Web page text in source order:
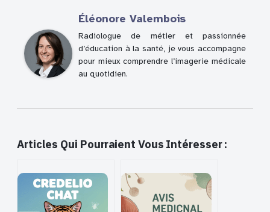
Éléonore Valembois
Radiologue de métier et passionnée
d’éducation à la santé, je vous accompagne
pour mieux comprendre l’imagerie médicale
au quotidien.
Articles Qui Pourraient Vous Intéresser :